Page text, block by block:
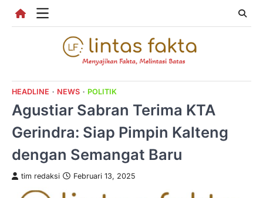
HEADLINE NEWS POLITIK
Agustiar Sabran Terima KTA
Gerindra: Siap Pimpin Kalteng
dengan Semangat Baru
tim redaksi Februari 13, 2025